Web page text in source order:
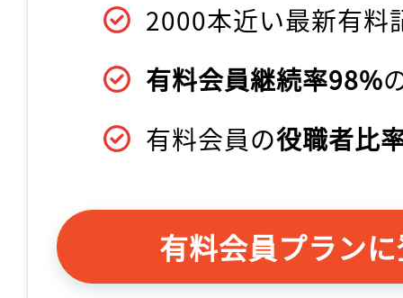
2000本近い最新有料
有料会員継続率98%
有料会員の役職者比
有料会員プラン